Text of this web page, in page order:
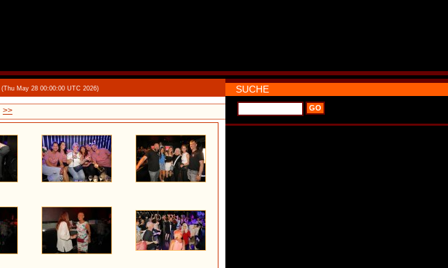
(Thu May 28 00:00:00 UTC 2026)
>>
SUCHE